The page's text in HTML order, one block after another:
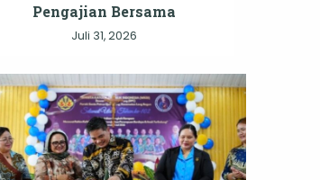
Pengajian Bersama
Juli 31, 2026